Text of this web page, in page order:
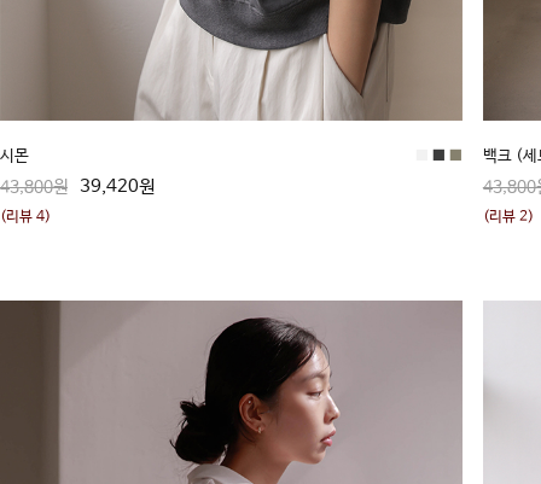
시몬
43,800원 39,420원
■ ■
(리뷰 4)
백크 (
43,800
(리뷰 2)